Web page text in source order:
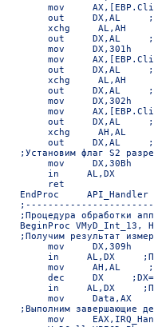
mov
out     DX,AL
xchg     AL,AH
out     DX,AL
mov     DX,301h
mov
out     DX,AL
xchg     AL,AH
out     DX,AL
mov     DX,302h
mov
out     DX,AL
xchg     AH,AL
out     DX,AL
;Установим флаг S2
mov     DX,30Bh
in     AL,DX
ret
EndProc
;Процедура обработки
BeginProc
;Получим результат
mov     DX,309h
in     AL,DX
mov     AH,AL
dec     DX
in     AL,DX
mov     Data,AX
;Выполним завершающие
mov